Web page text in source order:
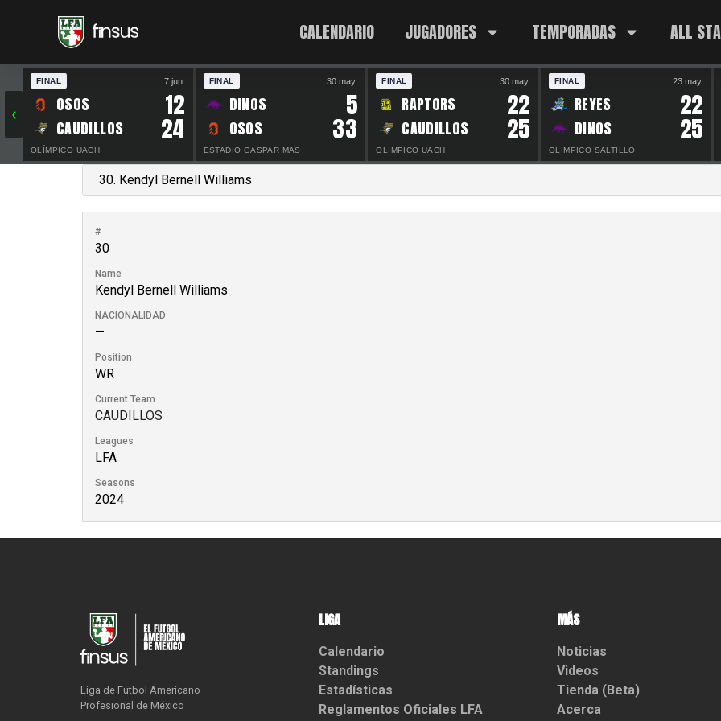
CALENDARIO JUGADORES TEMPORADAS ALL
‹
FINAL 7 jun.
OSOS 12
CAUDILLOS 24
OLÍMPICO UACH
FINAL 30 may.
DINOS 5
OSOS 33
ESTADIO GASPAR MAS
FINAL 30 may.
RAPTORS 22
CAUDILLOS 25
OLIMPICO UACH
FINAL 23 may.
REYES 22
DINOS 25
OLIMPICO SALTILLO
#
30
Name
Kendyl Bernell Williams
NACIONALIDAD
—
Position
WR
Current Team
CAUDILLOS
Leagues
LFA
Seasons
2024
Liga de Fútbol Americano
Profesional de México
LIGA
Calendario
Standings
Estadísticas
Reglamentos Oficiales LFA
MÁS
Noticias
Videos
Tienda (Beta)
Acerca